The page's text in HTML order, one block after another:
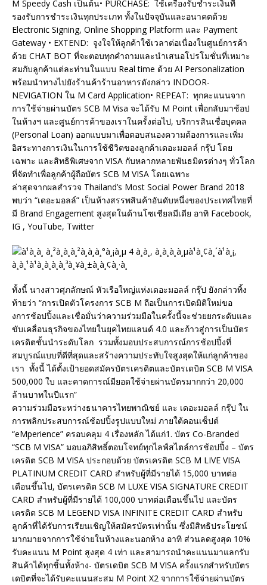
M Speedy Cash เป็นต้น• PURCHASE: ใช้เครื่องรับชำระเงินที่
รองรับการชำระเงินทุกประเภท ทั้งในปัจจุบันและอนาคตด้วย
Electronic Signing, Online Shopping Platform และ Payment
Gateway • EXTEND: จูงใจให้ลูกค้าใช้เวลาต่อเนื่องในศูนย์การค้า
ด้วย CHAT BOT ที่จะตอบทุกคำถามและนำเสนอโปรโมชั่นที่เหมาะ
สมกับลูกค้าแต่ละท่านในแบบ Real time ด้วย AI Personalization
พร้อมนำทางไปยังร้านค้าร้านอาหารดังกล่าว INDOOR-
NEVIGATION ใน M Card Application• REPEAT: ทุกคะแนนจาก
การใช้จ่ายผ่านบัตร SCB M Visa จะได้รับ M Point เพื่อกลับมาช้อป
ในห้างฯ และศูนย์การค้าของเราในครั้งต่อไป, บริการสินเชื่อบุคคล
(Personal Loan) ออกแบบมาเพื่อตอบสนองความต้องการและเพิ่ม
อิสระทางการเงินในการใช้ชีวิตของลูกค้าเดอะมอลล์ กรุ๊ป โดย
เฉพาะ และสิทธิพิเศษจาก VISA กับหลากหลายพันธมิตรต่างๆ ทั่วโลก
ที่จัดทำเพื่อลูกค้าผู้ถือบัตร SCB M VISA โดยเฉพาะ
ล่าสุดจากผลสำรวจ Thailand’s Most Social Power Brand 2018
พบว่า “เดอะมอลล์” เป็นห้างสรรพสินค้าอันดับหนึ่งของประเทศไทยที่
มี Brand Engagement สูงสุดในด้านโซเชียลมีเดีย อาทิ Facebook,
IG , YouTube, Twitter
ทั้งนี้ นางสาวศุภลักษณ์ หัวเรือใหญ่แห่งเดอะมอลล์ กรุ๊ป ยังกล่าวทิ้ง
ท้ายว่า “การเปิดตัวโครงการ SCB M ถือเป็นการเปิดมิติใหม่ขอ
งการช้อปปิ้งและเชื่อมั่นว่าความร่วมมือในครั้งนี้จะช่วยยกระดับและ
ขับเคลื่อนธุรกิจของไทยในยุคไทยแลนด์ 4.0 และก้าวสู่การเป็นบัตร
เครดิตชั้นนำระดับโลก รวมทั้งมอบประสบการณ์การช้อปปิ้งที่
สมบูรณ์แบบที่ดีที่สุดและสร้างความประทับใจสูงสุดให้แก่ลูกค้าของ
เรา ทั้งนี้ ได้ตั้งเป้ายอดสมัครบัตรเครดิตและบัตรเดบิต SCB M VISA
500,000 ใบ และคาดการณ์มียอดใช้จ่ายผ่านบัตรมากกว่า 20,000
ล้านบาทในปีแรก”
ความร่วมมือระหว่างธนาคารไทยพาณิชย์ และ เดอะมอลล์ กรุ๊ป ใน
การพลิกประสบการณ์ช้อปปิ้งรูปแบบใหม่ ภายใต้คอนเซ็ปต์
“eMperience” ครอบคลุม 4 เรื่องหลัก ได้แก่1. บัตร Co-Branded
“SCB M VISA” มอบอภิสิทธิ์ตอบโจทย์ทุกไลฟ์สไตล์การช้อปปิ้ง – บัตร
เครดิต SCB M VISA ประกอบด้วย บัตรเครดิต SCB M LIVE VISA
PLATINUM CREDIT CARD สำหรับผู้ที่มีรายได้ 15,000 บาทต่อ
เดือนขึ้นไป, บัตรเครดิต SCB M LUXE VISA SIGNATURE CREDIT
CARD สำหรับผู้ที่มีรายได้ 100,000 บาทต่อเดือนขึ้นไป และบัตร
เครดิต SCB M LEGEND VISA INFINITE CREDIT CARD สำหรับ
ลูกค้าที่ได้รับการเรียนเชิญให้สมัครบัตรเท่านั้น ซึ่งมีสิทธิประโยชน์
มากมายจากการใช้จ่ายในห้างและนอกห้าง อาทิ ส่วนลดสูงสุด 10%
รับคะแนน M Point สูงสุด 4 เท่า และสามารถนำคะแนนมาแลกรับ
สินค้าได้ทุกชิ้นทั้งห้าง- บัตรเดบิต SCB M VISA ครั้งแรกสำหรับบัตร
เดบิตที่จะได้รับคะแนนสะสม M Point X2 จากการใช้จ่ายผ่านบัตร